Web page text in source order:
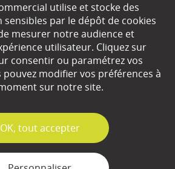
Partenaires
Espace Presse
Plan du site
Mentions légales
utilise et stocke des
par le dépôt de cookies
mesurer notre audience et
utilisateur. Cliquez sur
consentir ou paramétrez vos
pouvez modifier vos préférences à
sur notre site.
✓
OK, tout accepter